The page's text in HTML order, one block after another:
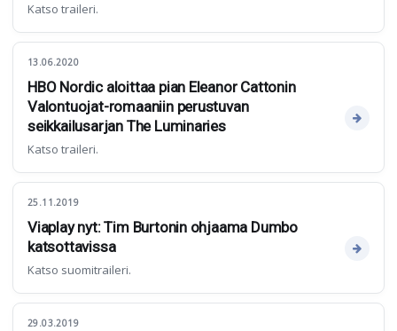
Katso traileri.
13.06.2020
HBO Nordic aloittaa pian Eleanor Cattonin
Valontuojat-romaaniin perustuvan
seikkailusarjan The Luminaries
Katso traileri.
25.11.2019
Viaplay nyt: Tim Burtonin ohjaama Dumbo
katsottavissa
Katso suomitraileri.
29.03.2019